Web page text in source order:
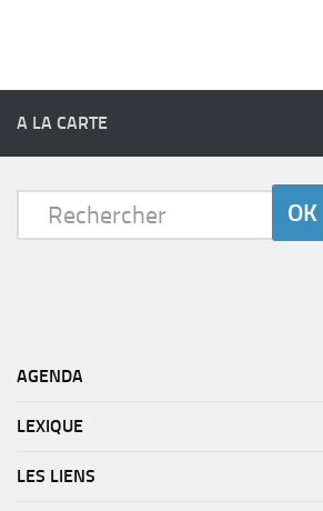
Plats
Desserts
Sauces
A LA CARTE
AGENDA
LEXIQUE
LES LIENS